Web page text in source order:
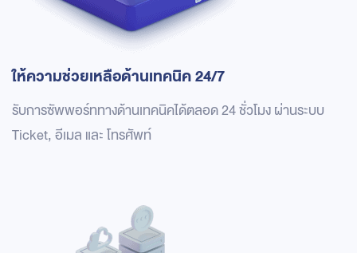
ให้ความช่วยเหลือด้านเทคนิค 24/7
รับการซัพพอร์ททางด้านเทคนิคได้ตลอด 24 ชั่วโมง ผ่านระบบ
Ticket, อีเมล และ โทรศัพท์